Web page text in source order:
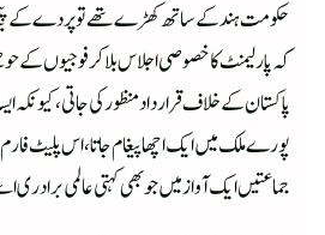
حکومت ہند کے ساتھ کھڑے تھے تو پردے کے پیچھے
کہ پارلیمنٹ کا خصوصی اجلاس بلا کر فوجیوں کے
پاکستان کے خلاف قرارداد منظور کی جاتی،کیونکہ
پورے ملک میں ایک اچھا پیغام جاتا،اس پلیٹ
جماعتیں ایک آواز میں جو بھی کہتی عالمی